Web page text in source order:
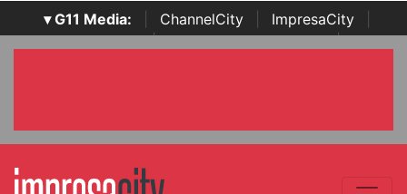
▾ G11 Media: ChannelCity ImpresaCity
SecurityOpenLab | Italian Channel Awards | Italian